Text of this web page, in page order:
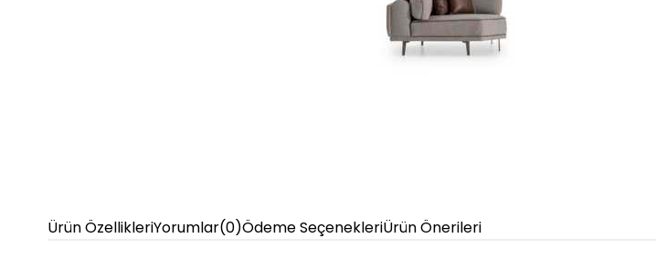
Ürün ÖzellikleriYorumlar(0)Ödeme SeçenekleriÜrün Önerileri